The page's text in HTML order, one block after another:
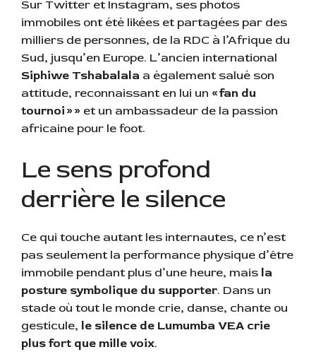
Sur Twitter et Instagram, ses photos
immobiles ont été likées et partagées par des
milliers de personnes, de la RDC à l’Afrique du
Sud, jusqu’en Europe. L’ancien international
Siphiwe Tshabalala a également salué son
attitude, reconnaissant en lui un « fan du
tournoi » » et un ambassadeur de la passion
africaine pour le foot.
Le sens profond
derrière le silence
Ce qui touche autant les internautes, ce n’est
pas seulement la performance physique d’être
immobile pendant plus d’une heure, mais la
posture symbolique du supporter. Dans un
stade où tout le monde crie, danse, chante ou
gesticule, le silence de Lumumba VEA crie
plus fort que mille voix.